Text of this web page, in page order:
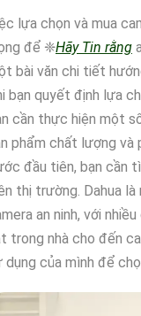
lựa chọn và mua
để ❈Hãy Tin rằng
bài văn chi tiết
bạn quyết định lựa
cần thực hiện một
phẩm chất lượng và
đầu tiên, bạn cần
thị trường. Dahua
an ninh, với
trong nhà cho đến
dụng của mình để